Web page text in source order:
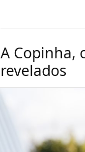
A Copinha,
revelados